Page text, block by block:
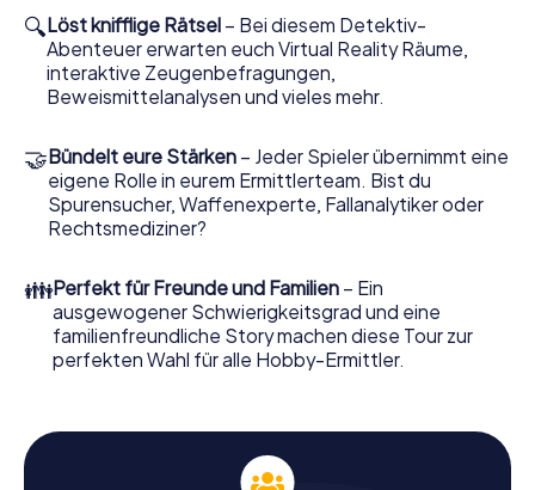
Gerichtsmediziner. Sie bekommen herausfordernde
Zusatzaufgaben auf Ihre Handys gespielt, die Ihrem
jeweiligem Charakter entsprechen und dem Schlagwort
„Abwechslungsreichtum“ an ganz neue Bedeutung
verleihen.
Das Krimispiel in Bitonto kann beginnen!
Nun fehlt Ihnen nur noch eine Kleinigkeit, um mit Ihren
Ermittlungen in Bitonto zu starten: Ihr Ticketcode! Ordern
Jetzt starten Sie Ihren Online-Browser, geben Ihren Code
ein – und sind startklar!
Worauf warten Sie noch? Bitonto zählt auf Sie!
🔍Löst knifflige Rätsel – Bei diesem Detektiv-
Abenteuer erwarten euch Virtual Reality Räume,
interaktive Zeugenbefragungen,
Beweismittelanalysen und vieles mehr.
🤝Bündelt eure Stärken – Jeder Spieler übernimmt eine
eigene Rolle in eurem Ermittlerteam. Bist du
Spurensucher, Waffenexperte, Fallanalytiker oder
Rechtsmediziner?
👪Perfekt für Freunde und Familien – Ein
ausgewogener Schwierigkeitsgrad und eine
familienfreundliche Story machen diese Tour zur
perfekten Wahl für alle Hobby-Ermittler.